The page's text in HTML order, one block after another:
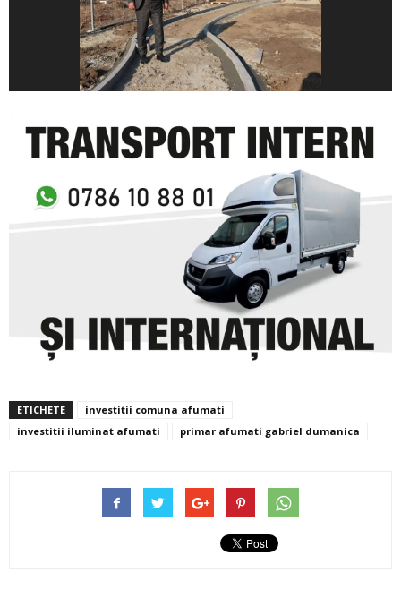
ETICHETE
investitii comuna afumati
investitii iluminat afumati
primar afumati gabriel dumanica